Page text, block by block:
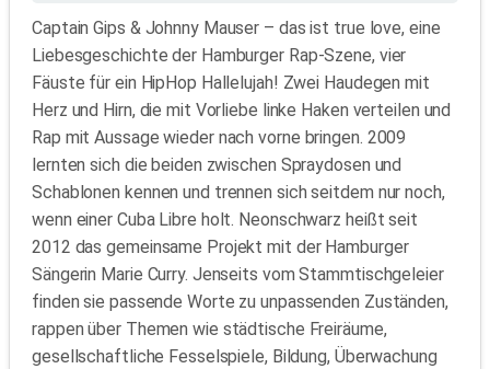
Captain Gips & Johnny Mauser – das ist true love, eine
Liebesgeschichte der Hamburger Rap-Szene, vier
Fäuste für ein HipHop Hallelujah! Zwei Haudegen mit
Herz und Hirn, die mit Vorliebe linke Haken verteilen und
Rap mit Aussage wieder nach vorne bringen. 2009
lernten sich die beiden zwischen Spraydosen und
Schablonen kennen und trennen sich seitdem nur noch,
wenn einer Cuba Libre holt. Neonschwarz heißt seit
2012 das gemeinsame Projekt mit der Hamburger
Sängerin Marie Curry. Jenseits vom Stammtischgeleier
finden sie passende Worte zu unpassenden Zuständen,
rappen über Themen wie städtische Freiräume,
gesellschaftliche Fesselspiele, Bildung, Überwachung